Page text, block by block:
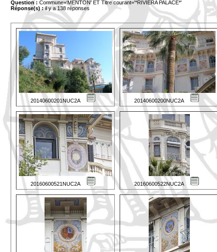
Question : Commune='MENTON' ET Titre courant='*RIVIERA PALACE*'
Réponse(s) :il y a 138 réponses
20140600201NUC2A 20140600200NUC2A
20160600521NUC2A 20160600522NUC2A